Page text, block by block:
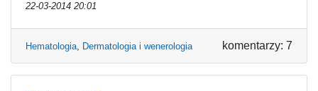
22-03-2014 20:01
Hematologia, Dermatologia i wenerologia komentarzy: 7